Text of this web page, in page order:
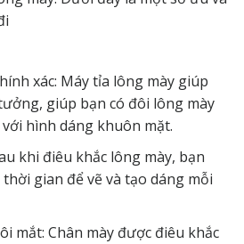
xác: Máy tỉa lông mày giúp
giúp bạn có đôi lông mày
hình dáng khuôn mặt.
khi điêu khắc lông mày, bạn
gian để vẽ và tạo dáng mỗi
mắt: Chân mày được điêu khắc